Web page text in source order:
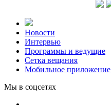
Новости
Интервью
Программы и ведущие
Сетка вещания
Мобильное приложение
Мы в соцсетях